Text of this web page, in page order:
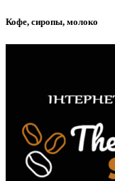
Кофе, сиропы, молоко